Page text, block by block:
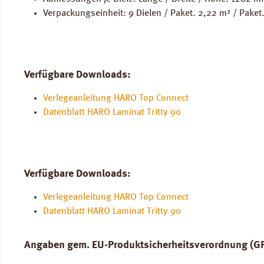
Verpackungseinheit: 9 Dielen / Paket. 2,22 m² / Paket.
Verfügbare Downloads:
Verlegeanleitung HARO Top Connect
Datenblatt HARO Laminat Tritty 90
Verfügbare Downloads:
Verlegeanleitung HARO Top Connect
Datenblatt HARO Laminat Tritty 90
Angaben gem. EU-Produktsicherheitsverordnung